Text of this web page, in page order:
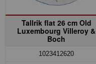
Tallrik flat 26 cm Old
Luxembourg Villeroy &
Boch
1023412620